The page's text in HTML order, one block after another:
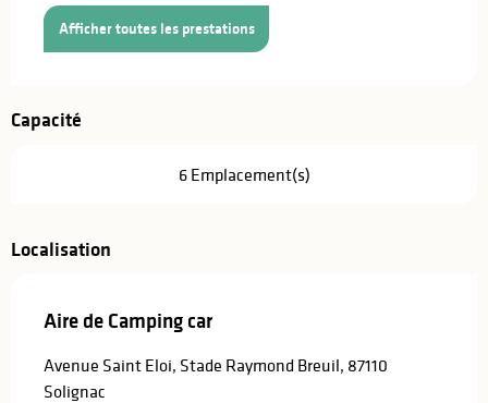
Afficher toutes les prestations
Capacité
6 Emplacement(s)
Localisation
Aire de Camping car
Avenue Saint Eloi, Stade Raymond Breuil, 87110
Solignac